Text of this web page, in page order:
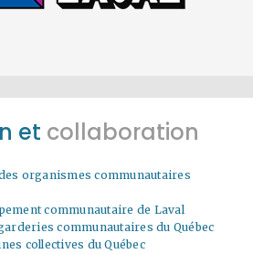
et collaboration
organismes communautaires
communautaire de Laval
communautaires du Québec
collectives du Québec